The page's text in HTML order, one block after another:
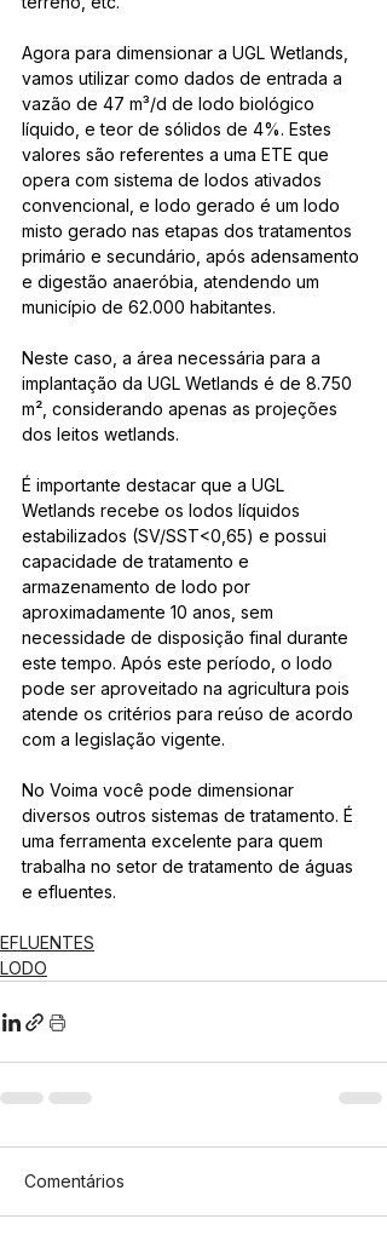
Agora para dimensionar a UGL Wetlands,
vamos utilizar como dados de entrada a
vazão de 47 m³/d de lodo biológico
líquido, e teor de sólidos de 4%. Estes
valores são referentes a uma ETE que
opera com sistema de lodos ativados
convencional, e lodo gerado é um lodo
misto gerado nas etapas dos tratamentos
primário e secundário, após adensamento
e digestão anaeróbia, atendendo um
município de 62.000 habitantes.
Neste caso, a área necessária para a
implantação da UGL Wetlands é de 8.750
m², considerando apenas as projeções
dos leitos wetlands.
É importante destacar que a UGL
Wetlands recebe os lodos líquidos
estabilizados (SV/SST<0,65) e possui
capacidade de tratamento e
armazenamento de lodo por
aproximadamente 10 anos, sem
necessidade de disposição final durante
este tempo. Após este período, o lodo
pode ser aproveitado na agricultura pois
atende os critérios para reúso de acordo
com a legislação vigente.
No Voima você pode dimensionar
diversos outros sistemas de tratamento. É
uma ferramenta excelente para quem
trabalha no setor de tratamento de águas
e efluentes.
EFLUENTES
LODO
Comentários